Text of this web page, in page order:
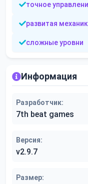
точное
развитая
сложные уровни
Информация
Разработчик:
7th beat games
Версия:
v2.9.7
Размер: